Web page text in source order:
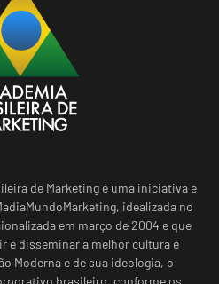
de Marketing é uma iniciativa e
idealizada no
em março de 2004 e que
e disseminar a melhor cultura e
Moderna e de sua ideologia, o
brasileiro, conforme os